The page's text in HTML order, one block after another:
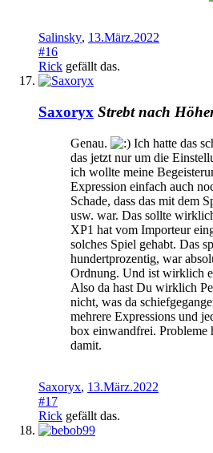
Salinsky, 13.März.2022
#16
Rick gefällt das.
Saxoryx Strebt nach
Genau.
Ich hatte das
das jetzt nur um die
ich wollte meine
Expression einfach auch
Schade, dass das mit dem
usw. war. Das sollte
XP1 hat vom Importeur
solches Spiel gehabt. Das
hundertprozentig, war
Ordnung. Und ist wirklich
Also da hast Du wirklich
nicht, was da
mehrere Expressions und
box einwandfrei. Probleme
damit.
Saxoryx, 13.März.2022
#17
Rick gefällt das.